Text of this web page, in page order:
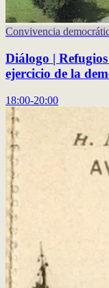
Convivencia
Diálogo |
ejercicio de la
18:00-20:00